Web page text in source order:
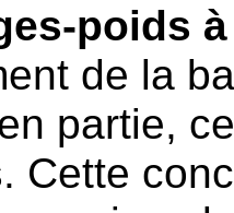
poids
de la
partie,
Cette